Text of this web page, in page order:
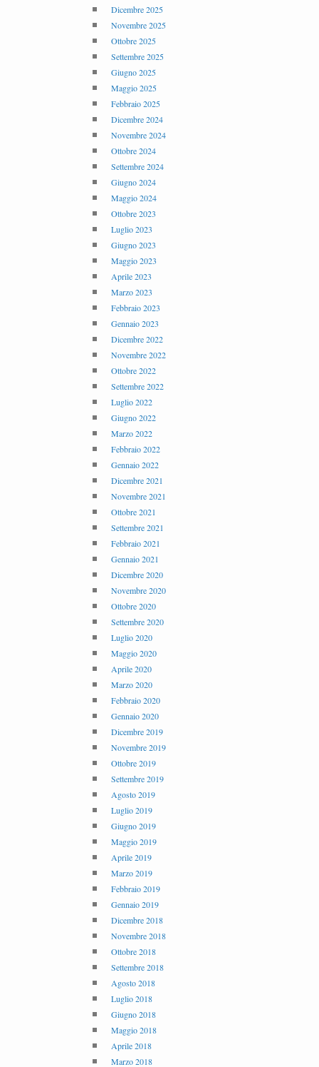
Dicembre 2025
Novembre 2025
Ottobre 2025
Settembre 2025
Giugno 2025
Maggio 2025
Febbraio 2025
Dicembre 2024
Novembre 2024
Ottobre 2024
Settembre 2024
Giugno 2024
Maggio 2024
Ottobre 2023
Luglio 2023
Giugno 2023
Maggio 2023
Aprile 2023
Marzo 2023
Febbraio 2023
Gennaio 2023
Dicembre 2022
Novembre 2022
Ottobre 2022
Settembre 2022
Luglio 2022
Giugno 2022
Marzo 2022
Febbraio 2022
Gennaio 2022
Dicembre 2021
Novembre 2021
Ottobre 2021
Settembre 2021
Febbraio 2021
Gennaio 2021
Dicembre 2020
Novembre 2020
Ottobre 2020
Settembre 2020
Luglio 2020
Maggio 2020
Aprile 2020
Marzo 2020
Febbraio 2020
Gennaio 2020
Dicembre 2019
Novembre 2019
Ottobre 2019
Settembre 2019
Agosto 2019
Luglio 2019
Giugno 2019
Maggio 2019
Aprile 2019
Marzo 2019
Febbraio 2019
Gennaio 2019
Dicembre 2018
Novembre 2018
Ottobre 2018
Settembre 2018
Agosto 2018
Luglio 2018
Giugno 2018
Maggio 2018
Aprile 2018
Marzo 2018